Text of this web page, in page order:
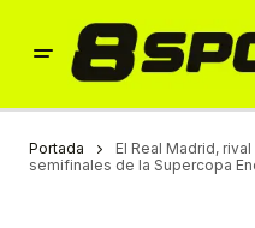
Portada
El Real Madrid,
semifinales de la Supercopa